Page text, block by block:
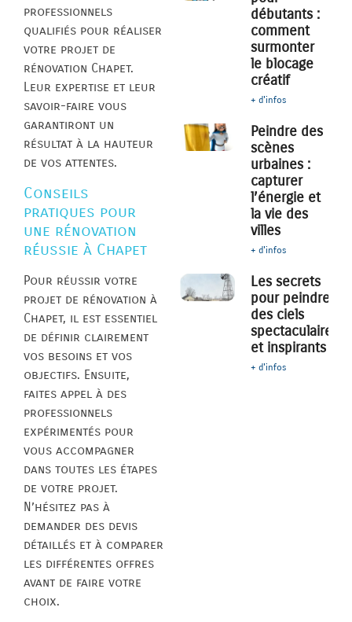
professionnels
qualifiés pour réaliser
votre projet de
rénovation Chapet.
Leur expertise et leur
savoir-faire vous
garantiront un
résultat à la hauteur
de vos attentes.
Conseils
pratiques pour
une rénovation
réussie à Chapet
Pour réussir votre
projet de rénovation à
Chapet, il est essentiel
de définir clairement
vos besoins et vos
objectifs. Ensuite,
faites appel à des
professionnels
expérimentés pour
vous accompagner
dans toutes les étapes
de votre projet.
N’hésitez pas à
demander des devis
détaillés et à comparer
les différentes offres
avant de faire votre
choix.
débutants :
comment
surmonter
le blocage
créatif
+ d'infos
Peindre des
scènes
urbaines :
capturer
l’énergie et
la vie des
villes
+ d'infos
Les secrets
pour peindre
des ciels
spectaculaires
et inspirants
+ d'infos